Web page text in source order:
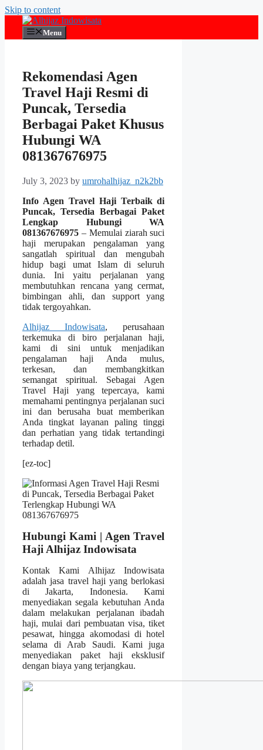
Skip to content
Menu
Rekomendasi Agen
Travel Haji Resmi di
Puncak, Tersedia
Berbagai Paket Khusus
Hubungi WA
081367676975
July 3, 2023 by umrohalhijaz_n2k2bb
Info Agen Travel Haji Terbaik di
Puncak, Tersedia Berbagai Paket
Lengkap Hubungi WA
081367676975 – Memulai ziarah suci
haji merupakan pengalaman yang
sangatlah spiritual dan mengubah
hidup bagi umat Islam di seluruh
dunia. Ini yaitu perjalanan yang
membutuhkan rencana yang cermat,
bimbingan ahli, dan support yang
tidak tergoyahkan.
Alhijaz Indowisata, perusahaan
terkemuka di biro perjalanan haji,
kami di sini untuk menjadikan
pengalaman haji Anda mulus,
terkesan, dan membangkitkan
semangat spiritual. Sebagai Agen
Travel Haji yang tepercaya, kami
memahami pentingnya perjalanan suci
ini dan berusaha buat memberikan
Anda tingkat layanan paling tinggi
dan perhatian yang tidak tertandingi
terhadap detil.
[ez-toc]
Hubungi Kami | Agen Travel
Haji Alhijaz Indowisata
Kontak Kami Alhijaz Indowisata
adalah jasa travel haji yang berlokasi
di Jakarta, Indonesia. Kami
menyediakan segala kebutuhan Anda
dalam melakukan perjalanan ibadah
haji, mulai dari pembuatan visa, tiket
pesawat, hingga akomodasi di hotel
selama di Arab Saudi. Kami juga
menyediakan paket haji eksklusif
dengan biaya yang terjangkau.